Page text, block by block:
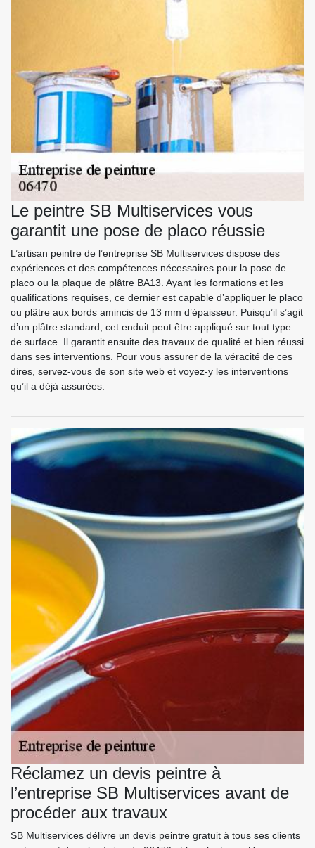
Le peintre SB Multiservices vous
garantit une pose de placo réussie
L’artisan peintre de l’entreprise SB Multiservices dispose des
expériences et des compétences nécessaires pour la pose de
placo ou la plaque de plâtre BA13. Ayant les formations et les
qualifications requises, ce dernier est capable d’appliquer le placo
ou plâtre aux bords amincis de 13 mm d’épaisseur. Puisqu’il s’agit
d’un plâtre standard, cet enduit peut être appliqué sur tout type
de surface. Il garantit ensuite des travaux de qualité et bien réussi
dans ses interventions. Pour vous assurer de la véracité de ces
dires, servez-vous de son site web et voyez-y les interventions
qu’il a déjà assurées.
Réclamez un devis peintre à
l’entreprise SB Multiservices avant de
procéder aux travaux
SB Multiservices délivre un devis peintre gratuit à tous ses clients